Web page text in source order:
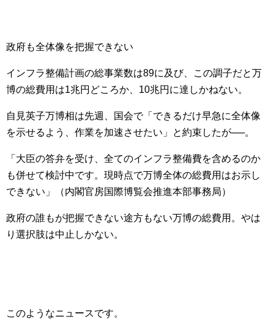
政府も全体像を把握できない
インフラ整備計画の総事業数は89に及び、この調子だと万
博の総費用は1兆円どころか、10兆円に達しかねない。
自見英子万博相は先週、国会で「できるだけ早急に全体像
を示せるよう、作業を加速させたい」と約束したが──。
「大臣の答弁を受け、全てのインフラ整備費を含めるのか
も併せて検討中です。現時点で万博全体の総費用はお示し
できない」（内閣官房国際博覧会推進本部事務局）
政府の誰もが把握できない途方もない万博の総費用。やは
り選択肢は中止しかない。
このようなニュースです。